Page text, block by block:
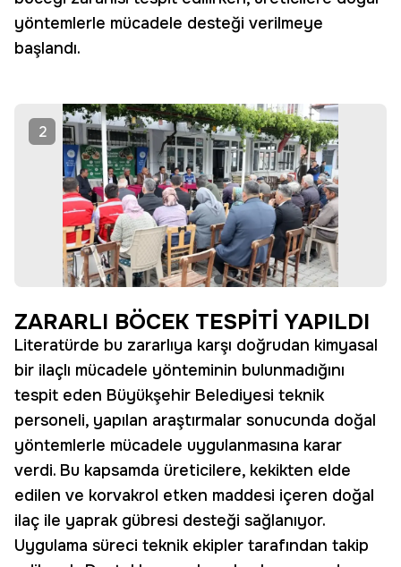
yöntemlerle mücadele desteği verilmeye
başlandı.
2
ZARARLI BÖCEK TESPİTİ YAPILDI
Literatürde bu zararlıya karşı doğrudan kimyasal
bir ilaçlı mücadele yönteminin bulunmadığını
tespit eden Büyükşehir Belediyesi teknik
personeli, yapılan araştırmalar sonucunda doğal
yöntemlerle mücadele uygulanmasına karar
verdi. Bu kapsamda üreticilere, kekikten elde
edilen ve korvakrol etken maddesi içeren doğal
ilaç ile yaprak gübresi desteği sağlanıyor.
Uygulama süreci teknik ekipler tarafından takip